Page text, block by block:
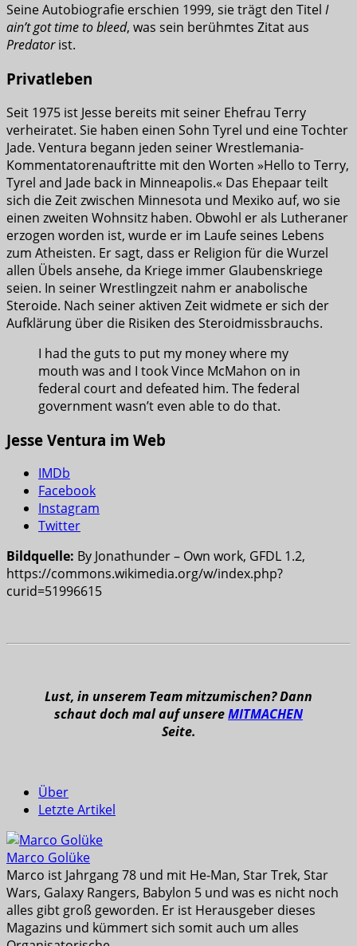
Seine Autobiografie erschien 1999, sie trägt den Titel I
ain’t got time to bleed, was sein berühmtes Zitat aus
Predatorist.
Privatleben
Seit 1975 ist Jesse bereits mit seiner Ehefrau Terry
verheiratet. Sie haben einen Sohn Tyrel und eine Tochter
Jade. Ventura begann jeden seiner Wrestlemania-
Kommentatorenauftritte mit den Worten »Hello to Terry,
Tyrel and Jade back in Minneapolis.« Das Ehepaar teilt
sich die Zeit zwischen Minnesota und Mexiko auf, wo sie
einen zweiten Wohnsitz haben. Obwohl er als Lutheraner
erzogen worden ist, wurde er im Laufe seines Lebens
zum Atheisten. Er sagt, dass er Religion für die Wurzel
allen Übels ansehe, da Kriege immer Glaubenskriege
seien. In seiner Wrestlingzeit nahm er anabolische
Steroide. Nach seiner aktiven Zeit widmete er sich der
Aufklärung über die Risiken des Steroidmissbrauchs.
I had the guts to put my money where my
mouth was and I took Vince McMahon on in
federal court and defeated him. The federal
government wasn’t even able to do that.
Jesse Ventura im Web
IMDb
Facebook
Instagram
Twitter
Bildquelle: By Jonathunder – Own work, GFDL 1.2,
https://commons.wikimedia.org/w/index.php?
curid=51996615
Lust, in unserem Team mitzumischen? Dann
schaut doch mal auf unsereMITMACHEN
Seite.
Über
Letzte Artikel
Marco Golüke
Marco ist Jahrgang 78 und mit He-Man, Star Trek, Star
Wars, Galaxy Rangers, Babylon 5 und was es nicht noch
alles gibt groß geworden. Er ist Herausgeber dieses
Magazins und kümmert sich somit auch um alles